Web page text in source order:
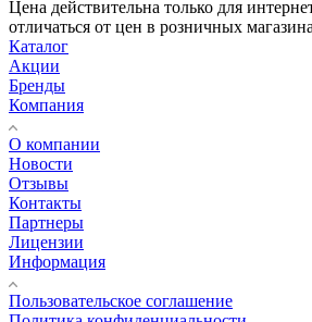
Цена действительна только для
отличаться от цен в розничных
Каталог
Акции
Бренды
Компания
О компании
Новости
Отзывы
Контакты
Партнеры
Лицензии
Информация
Пользовательское соглашение